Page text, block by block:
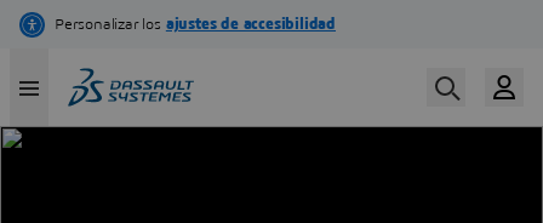
Pasar
contenido
principal